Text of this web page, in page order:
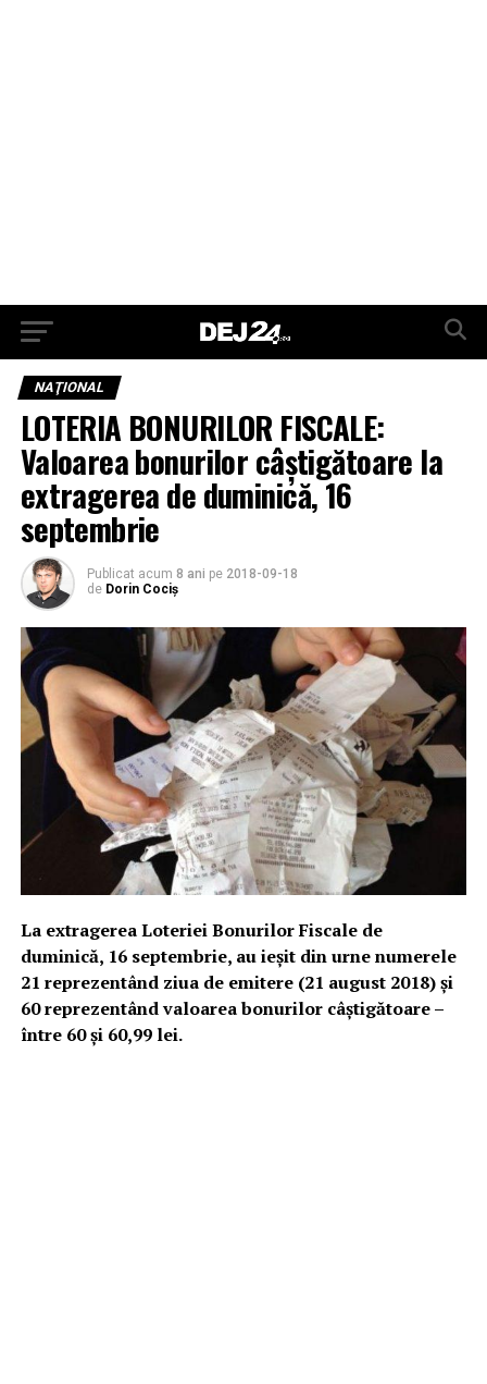
NAŢIONAL
LOTERIA BONURILOR FISCALE:
Valoarea bonurilor câştigătoare la
extragerea de duminică, 16
septembrie
Publicat acum 8 ani pe 2018-09-18
de Dorin Cociș
La extragerea Loteriei Bonurilor Fiscale de
duminică, 16 septembrie, au ieşit din urne numerele
21 reprezentând ziua de emitere (21 august 2018) şi
60 reprezentând valoarea bonurilor câştigătoare –
între 60 şi 60,99 lei.